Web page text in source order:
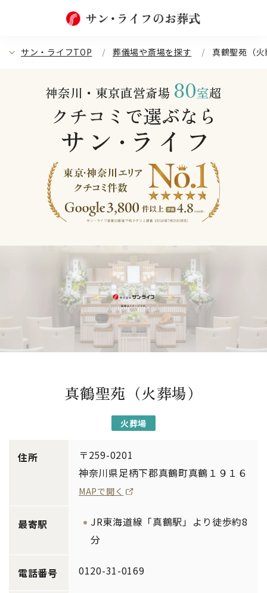
サン・ライフTOP 葬儀場や斎場を探す 真鶴聖苑（
神奈川・東京直営斎場 80室超
クチコミで選ぶなら
サン ・ ライフ
真鶴聖苑（火葬場）
火葬場
住所
〒259-0201
神奈川県足柄下郡真鶴町真鶴１９１６
MAPで開く
最寄駅
JR東海道線「真鶴駅」より徒歩約8
分
電話番号 0120-31-0169